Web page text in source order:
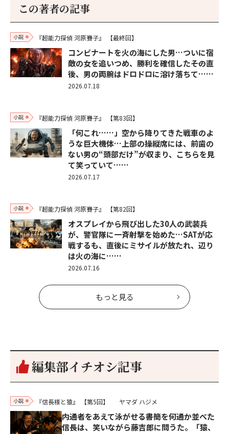
この著者の記事
小説 『超能力探偵 河原賽子』 【最終回】
コンビナートを火の海にした男…ついに宿
敵の女を追いつめ、勝利を確信した――その直
後、男の両腕はドロドロに溶け落ちて……
2026.07.18
小説 『超能力探偵 河原賽子』 【第83回】
「何これ……」空から降りてきた戦車のよ
うな巨大機体…上部の操縦席には、前歯の
ない男の“頭部だけ”が収まり、こちらを見
て笑っていて……
2026.07.17
小説 『超能力探偵 河原賽子』 【第82回】
オスプレイから飛び出した30人の武装兵
が、警官隊に一斉射撃を始めた…SATが応
戦するも、直後にミサイルが放たれ、辺り
は火の海に……
2026.07.16
もっと見る
編集部イチオシ記事
小説 『信長様と猿』 【第5回】 ヤマダ ハジメ
内通者をあえて泳がせる――書簡を何通か並べた
信長は、笑いながら藤吉郎に問うた。「猿、